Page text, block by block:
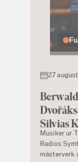
27
Silvias
Musiker ur
Radios
mästerverk